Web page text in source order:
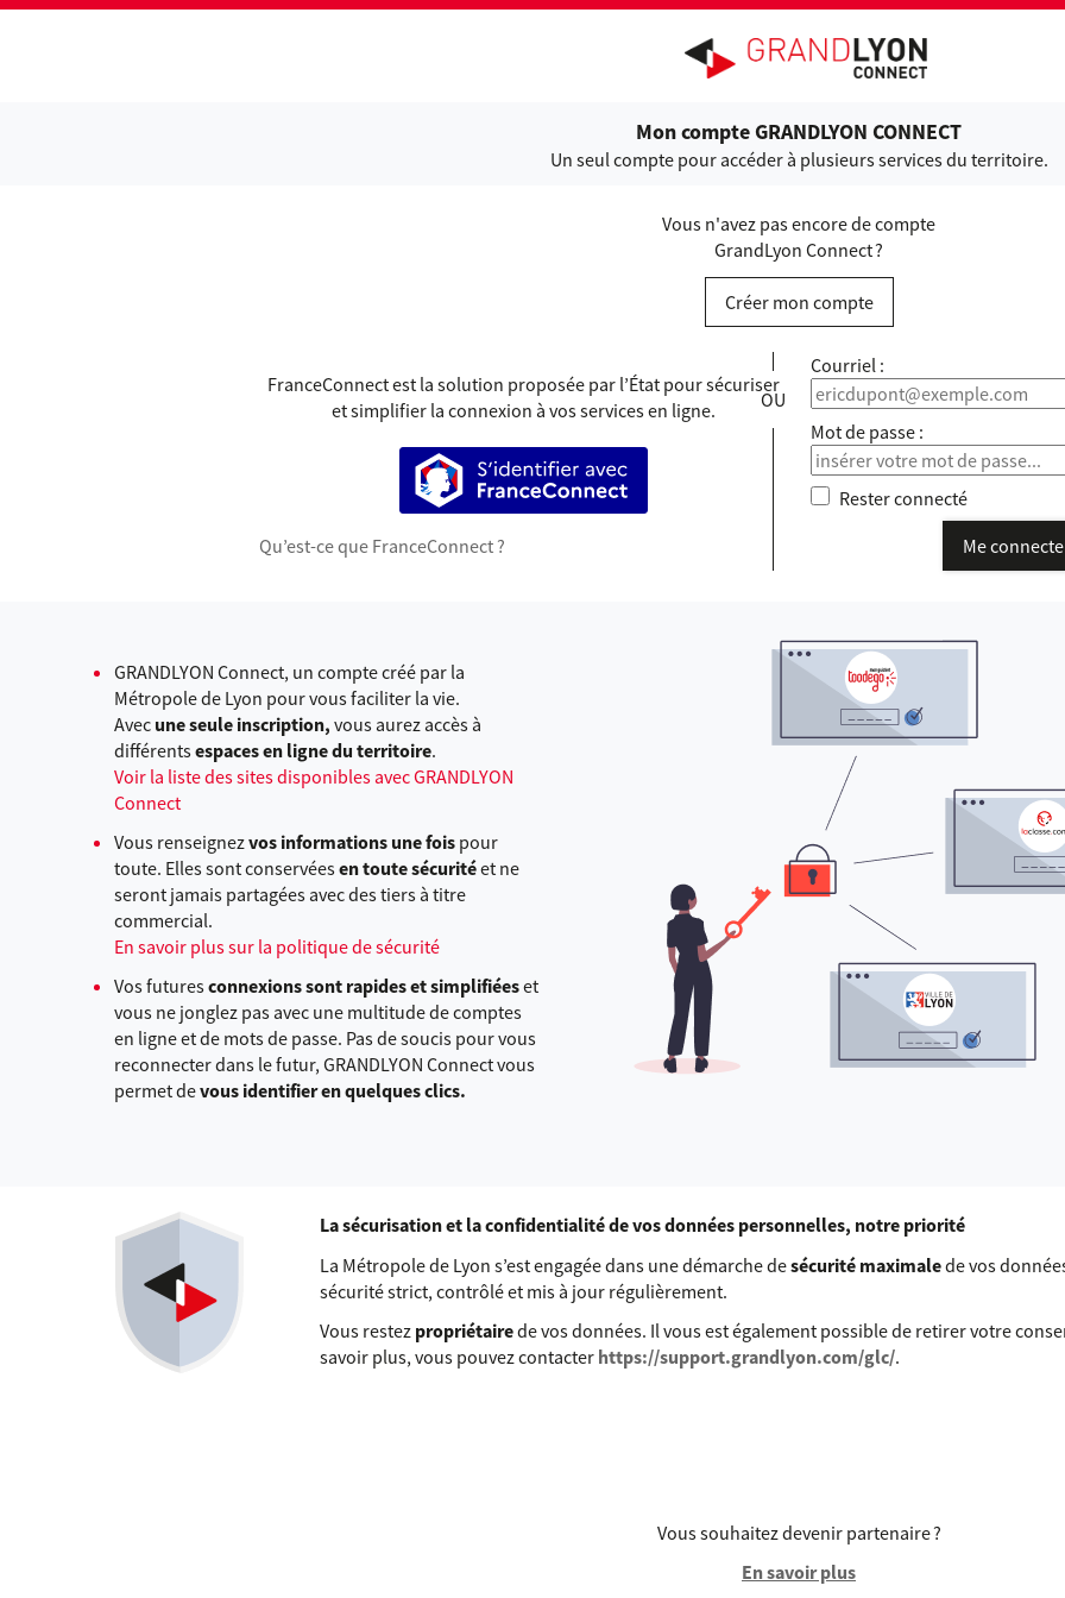
Mon compte GRANDLYON CONNECT
Un seul compte pour accéder à plusieurs services du territoire.
Vous n'avez pas encore de compte
GrandLyon Connect ?
Créer mon compte
FranceConnect est la solution proposée par l’État pour sécuriser
et simplifier la connexion à vos services en ligne.
S’identifier avec FranceConnect
Qu’est-ce que FranceConnect ?
Courriel :
Mot de passe :
Rester connecté
Me
GRANDLYON Connect, un compte créé par la
Métropole de Lyon pour vous faciliter la vie.
Avec une seule inscription, vous aurez accès à
différentsespaces en ligne du territoire.
Voir la liste des sites disponibles avec GRANDLYON
Connect
Vous renseignezvos informations une fois pour
toute. Elles sont conservéesen toute sécuritéet ne
seront jamais partagées avec des tiers à titre
commercial.
En savoir plus sur la politique de sécurité
Vos futuresconnexions sont rapides et simplifiéeset
vous ne jonglez pas avec une multitude de comptes
en ligne et de mots de passe. Pas de soucis pour vous
reconnecter dans le futur, GRANDLYON Connect vous
permet devous identifier en quelques clics.
La sécurisation et la confidentialité de vos données personnelles, notre priorité
La Métropole de Lyon s’est engagée dans une démarche desécurité maximalede vos
sécurité strict, contrôlé et mis à jour régulièrement.
Vous restez propriétairede vos données. Il vous est également possible de retirer votre
savoir plus, vous pouvez contacter https://support.grandlyon.com/glc/.
Vous souhaitez devenir partenaire ?
En savoir plus